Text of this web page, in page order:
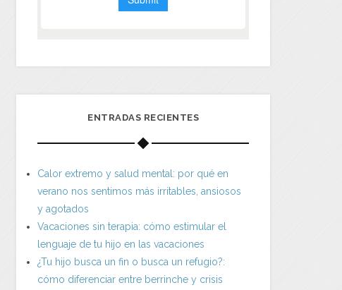
ENTRADAS RECIENTES
Calor extremo y salud mental: por qué en
verano nos sentimos más irritables, ansiosos
y agotados
Vacaciones sin terapia: cómo estimular el
lenguaje de tu hijo en las vacaciones
¿Tu hijo busca un fin o busca un refugio?:
cómo diferenciar entre berrinche y crisis